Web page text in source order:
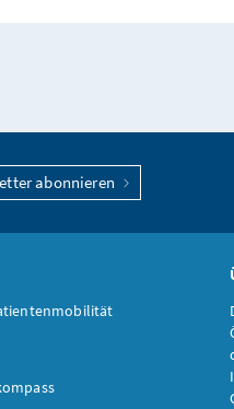
abonnieren